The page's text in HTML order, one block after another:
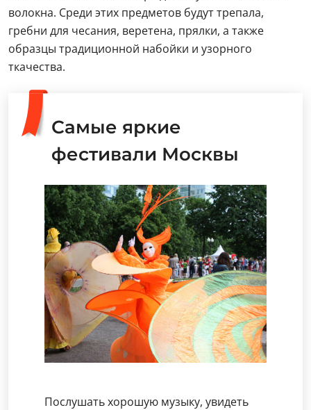
волокна. Среди этих предметов будут трепала,
гребни для чесания, веретена, прялки, а также
образцы традиционной набойки и узорного
ткачества.
Самые яркие
фестивали Москвы
Послушать хорошую музыку, увидеть